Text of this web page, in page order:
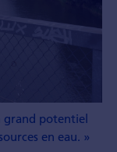
grand potentiel
en eau. »